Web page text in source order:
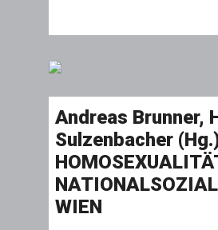
Andreas Brunner,
Sulzenbacher
WIEN